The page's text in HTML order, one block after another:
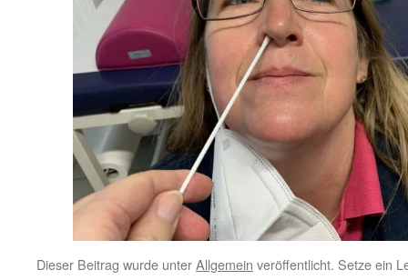
Dieser Beitrag wurde unterAllgemein veröffentlicht. Setze ein